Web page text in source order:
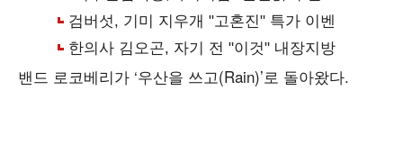
밴드 로코베리가 ‘우산을 쓰고(Rain)’로 돌아왔다.